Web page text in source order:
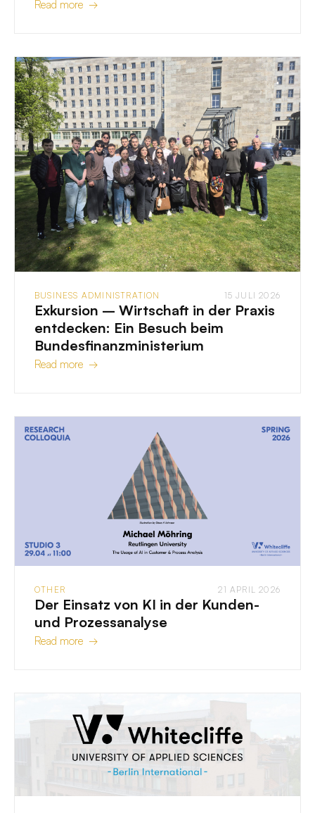
Read more →
BUSINESS ADMINISTRATION 15 JULI 2026
Exkursion – Wirtschaft in der Praxis
entdecken: Ein Besuch beim
Bundesfinanzministerium
Read more →
OTHER 21 APRIL 2026
Der Einsatz von KI in der Kunden-
und Prozessanalyse
Read more →